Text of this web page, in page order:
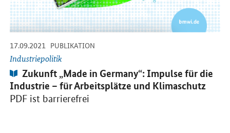
17.09.2021 -
PUBLIKATION
Industriepolitik
Publikation:
Zukunft „Made in Germany“: Impulse für die
Industrie – für Arbeitsplätze und Klimaschutz
PDF ist barrierefrei